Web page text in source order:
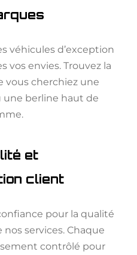
véhicules d’exception
vos envies. Trouvez la
vous cherchiez une
une berline haut de
et
client
pour la qualité
services. Chaque
contrôlé pour